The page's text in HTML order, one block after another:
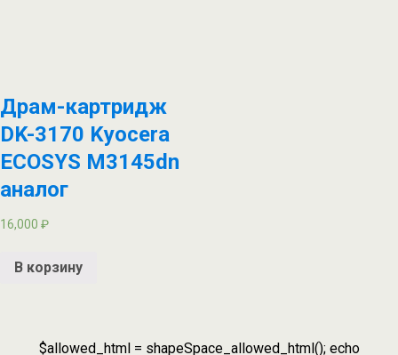
Драм-картридж
DK-3170 Kyocera
ECOSYS M3145dn
аналог
16,000 ₽
В корзину
$allowed_html = shapeSpace_allowed_html(); echo